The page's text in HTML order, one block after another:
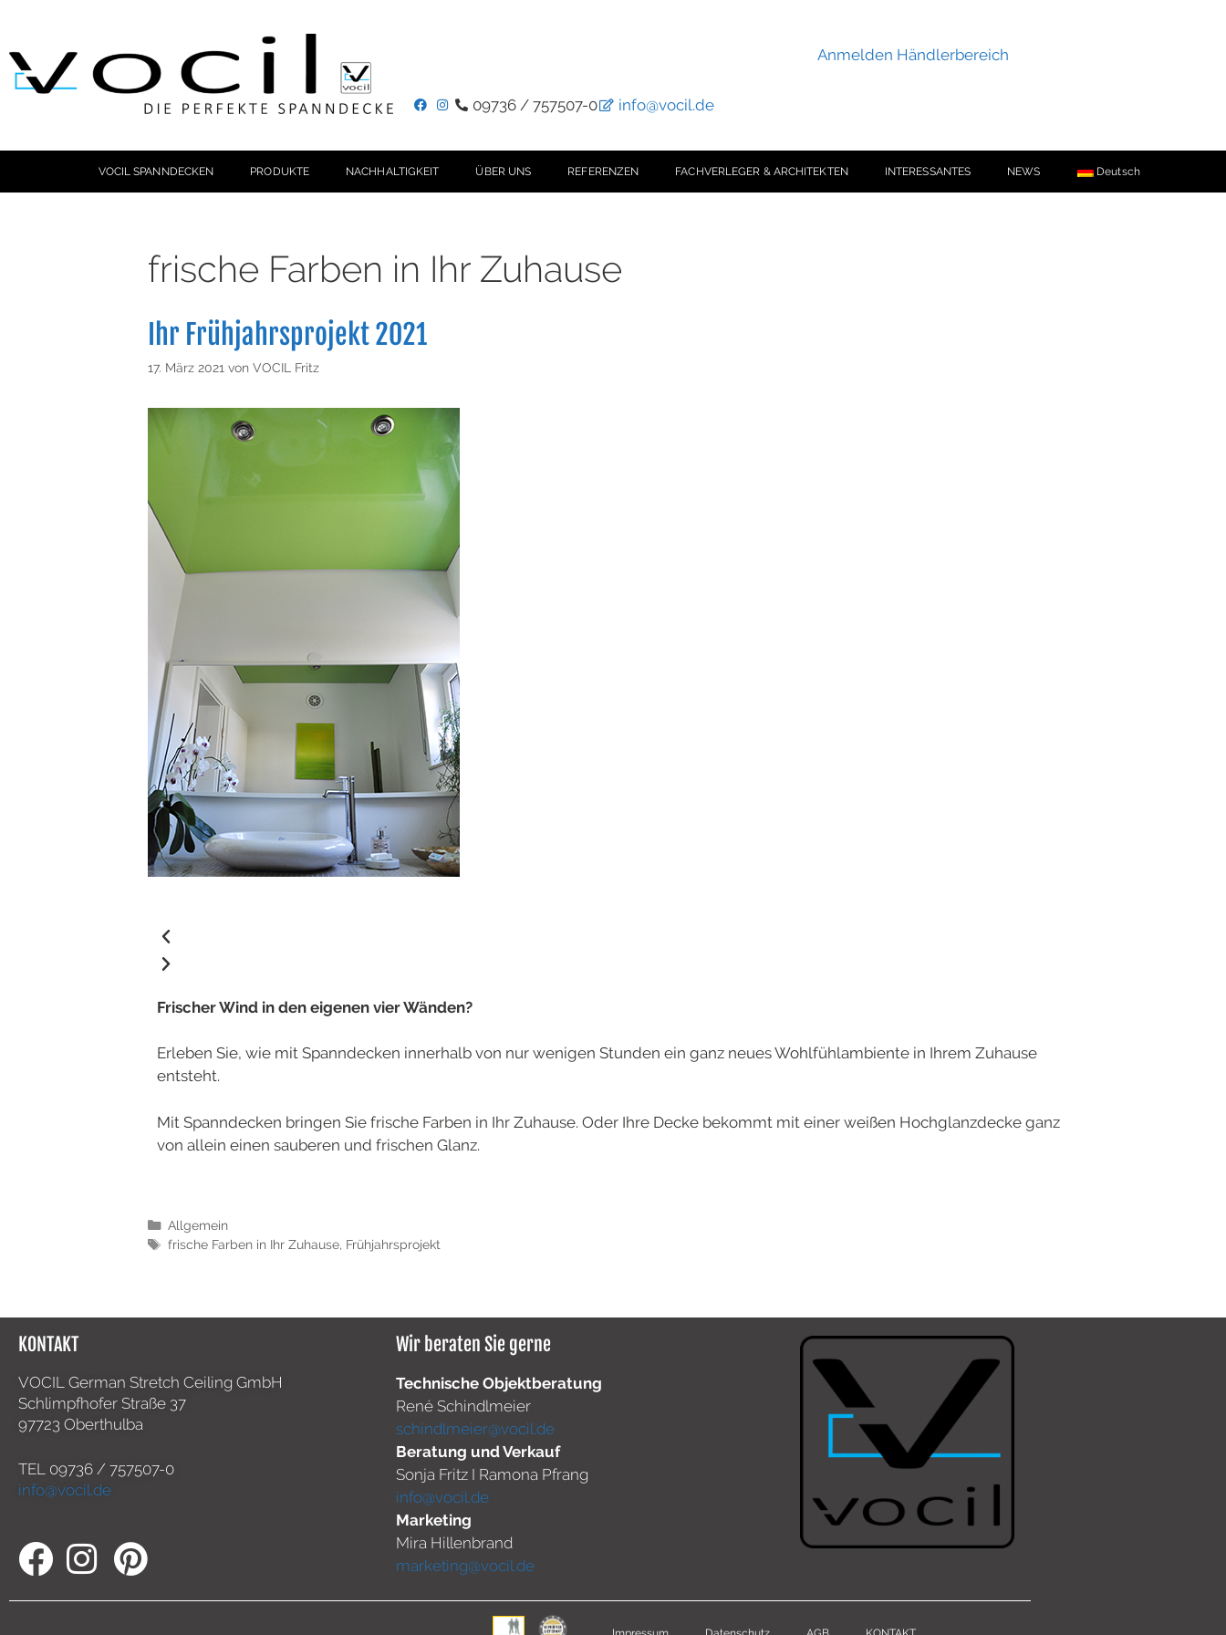
Anmelden Händlerbereich
09736 / 757507-0 info@vocil.de
VOCIL SPANNDECKEN PRODUKTE NACHHALTIGKEIT ÜBER UNS REFERENZEN FACHVERLEGER & ARCHITEKTEN INTERESSANTES NEWS Deutsch
frische Farben in Ihr Zuhause
Ihr Frühjahrsprojekt 2021
17. März 2021 von VOCIL Fritz
Frischer Wind in den eigenen vier Wänden?
Erleben Sie, wie mit Spanndecken innerhalb von nur wenigen Stunden ein ganz neues Wohlfühlambiente in Ihrem Zuhause
entsteht.
Mit Spanndecken bringen Sie frische Farben in Ihr Zuhause. Oder Ihre Decke bekommt mit einer weißen Hochglanzdecke ganz
von allein einen sauberen und frischen Glanz.
Allgemein
frische Farben in Ihr Zuhause, Frühjahrsprojekt
KONTAKT
VOCIL German Stretch Ceiling GmbH
Schlimpfhofer Straße 37
97723 Oberthulba
TEL 09736 / 757507-0
info@vocil.de
Wir beraten Sie gerne
Technische Objektberatung
René Schindlmeier
schindlmeier@vocil.de
Beratung und Verkauf
Sonja Fritz I Ramona Pfrang
info@vocil.de
Marketing
Mira Hillenbrand
marketing@vocil.de